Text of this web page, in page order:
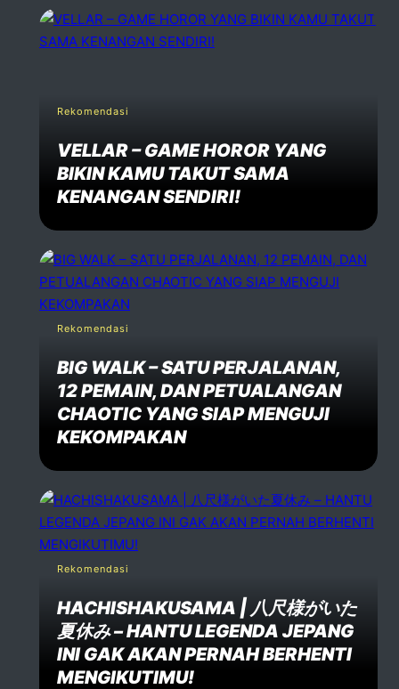
Website
Comment *
Post Comment
Rekomendasi
VELLAR – GAME HOROR YANG
BIKIN KAMU TAKUT SAMA
KENANGAN SENDIRI!
Rekomendasi
BIG WALK – SATU PERJALANAN,
12 PEMAIN, DAN PETUALANGAN
CHAOTIC YANG SIAP MENGUJI
KEKOMPAKAN
Rekomendasi
HACHISHAKUSAMA | 八尺様がいた
夏休み – HANTU LEGENDA JEPANG
INI GAK AKAN PERNAH BERHENTI
MENGIKUTIMU!